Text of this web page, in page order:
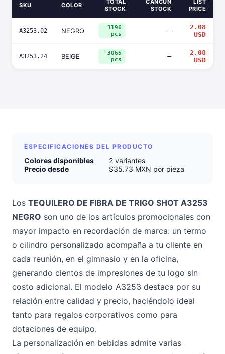
SKU COLOR
TOTAL
STOCK
CANCÚN
STOCK
LIST
PRICE
A3253.02 NEGRO
3196
pcs
—
2.08
USD
A3253.24 BEIGE
3065
pcs
—
2.08
USD
ESPECIFICACIONES DEL PRODUCTO
Colores disponibles
2 variantes
Precio desde
$35.73 MXN por pieza
Los TEQUILERO DE FIBRA DE TRIGO SHOT A3253
NEGRO son uno de los artículos promocionales con
mayor impacto en recordación de marca: un termo
o cilindro personalizado acompaña a tu cliente en
cada reunión, en el gimnasio y en la oficina,
generando cientos de impresiones de tu logo sin
costo adicional. El modelo A3253 destaca por su
relación entre calidad y precio, haciéndolo ideal
tanto para regalos corporativos como para
dotaciones de equipo.
La personalización en bebidas admite varias